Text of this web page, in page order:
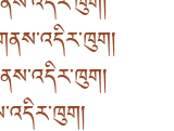
།
།
།